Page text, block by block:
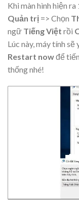
Khi màn hình hiện
Quản trị => Chọn
ngữ Tiếng Việt rồi
Lúc này, máy tính
Restart nowđể
thống nhé!